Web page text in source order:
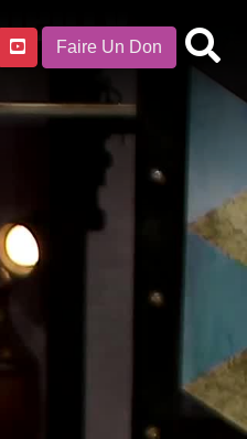
Faire Un Don